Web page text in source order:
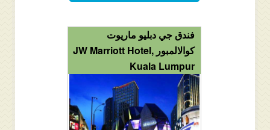
فندق جي دبليو ماريوت
كوالالمبور JW Marriott Hotel,
Kuala Lumpur